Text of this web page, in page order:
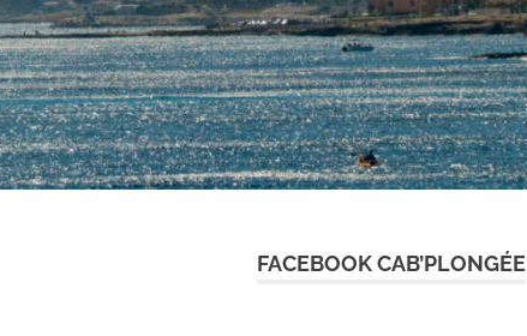
FACEBOOK CAB’PLONGÉE